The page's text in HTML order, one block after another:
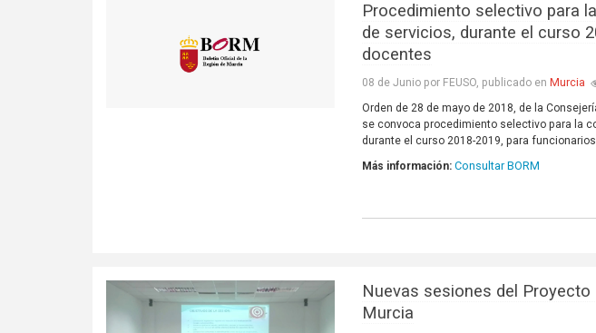
Procedimiento selectivo para
de servicios, durante el curso
docentes
08 de Junio por FEUSO, publicado en Murcia
Orden de 28 de mayo de 2018, de la
se convoca procedimiento selectivo para la
durante el curso 2018-2019, para
Más información:Consultar BORM
Nuevas sesiones del
Murcia